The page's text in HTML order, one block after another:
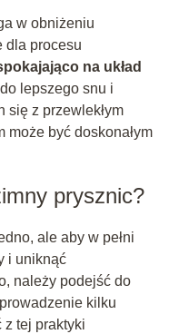
w obniżeniu
dla procesu
na układ
lepszego snu i
się z przewlekłym
może być doskonałym
prysznic?
ale aby w pełni
i uniknąć
należy podejść do
kilku
z tej praktyki